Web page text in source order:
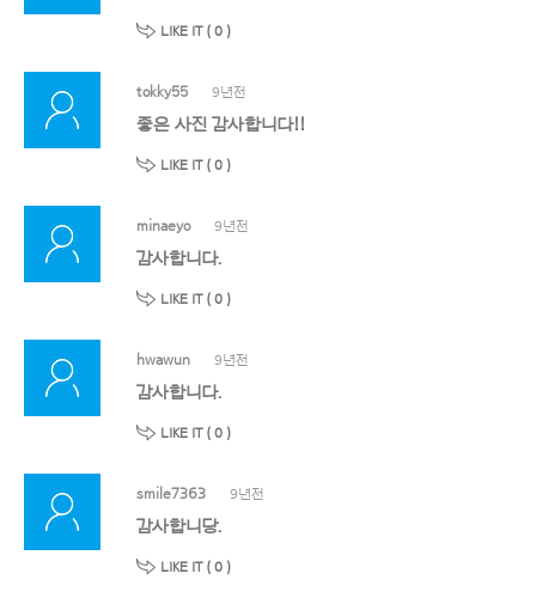
LIKE IT ( 0 )
tokky55 9년전
좋은 사진 감사합니다!!
LIKE IT ( 0 )
minaeyo 9년전
감사합니다.
LIKE IT ( 0 )
hwawun 9년전
감사합니다.
LIKE IT ( 0 )
smile7363 9년전
감사합니당.
LIKE IT ( 0 )